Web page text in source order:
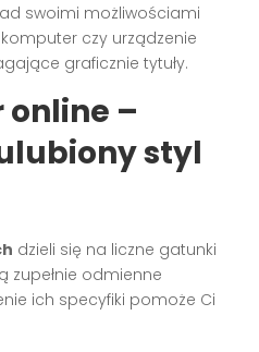
swoimi możliwościami
czy urządzenie
graficznie tytuły.
–
styl
dzieli się na liczne gatunki
zupełnie odmienne
ich specyfiki pomoże Ci